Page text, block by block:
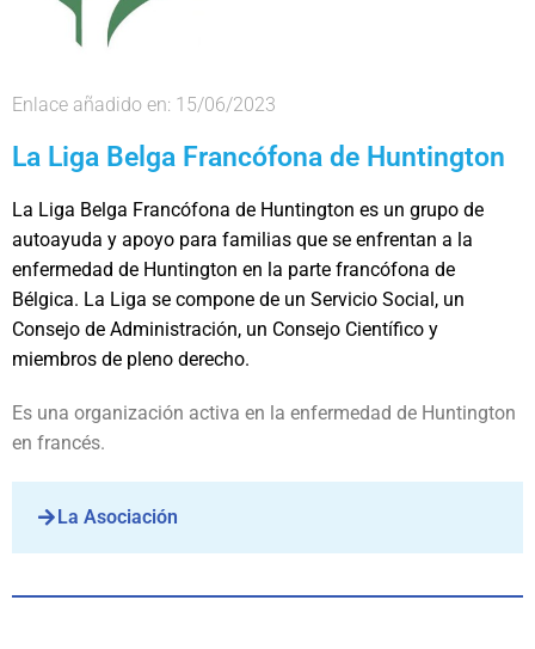
Enlace añadido en: 15/06/2023
La Liga Belga Francófona de Huntington
La Liga Belga Francófona de Huntington es un grupo de
autoayuda y apoyo para familias que se enfrentan a la
enfermedad de Huntington en la parte francófona de
Bélgica. La Liga se compone de un Servicio Social, un
Consejo de Administración, un Consejo Científico y
miembros de pleno derecho.
Es una organización activa en la enfermedad de Huntington
en francés.
La Asociación